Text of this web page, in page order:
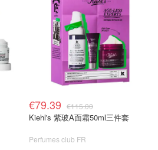
€79.39 €115.00
Kiehl's 紫玻A面霜50ml三件套
Perfumes club FR